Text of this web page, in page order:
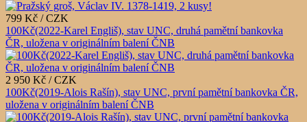
799 Kč / CZK
100Kč(2022-Karel Engliš), stav UNC, druhá pamětní bankovka
ČR, uložena v originálním balení ČNB
2 950 Kč / CZK
100Kč(2019-Alois Rašín), stav UNC, první pamětní bankovka ČR,
uložena v originálním balení ČNB